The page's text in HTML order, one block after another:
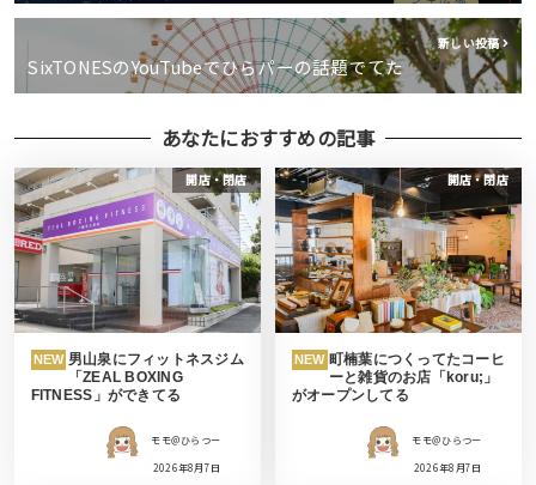
新しい投稿
SixTONESのYouTubeでひらパーの話題でてた
あなたにおすすめの記事
開店・閉店
NEW 男山泉にフィットネスジム
「ZEAL BOXING
FITNESS」ができてる
モモ＠ひらつー
2026年8月7日
開店・閉店
NEW 町楠葉につくってたコーヒ
ーと雑貨のお店「koru;」
がオープンしてる
モモ＠ひらつー
2026年8月7日